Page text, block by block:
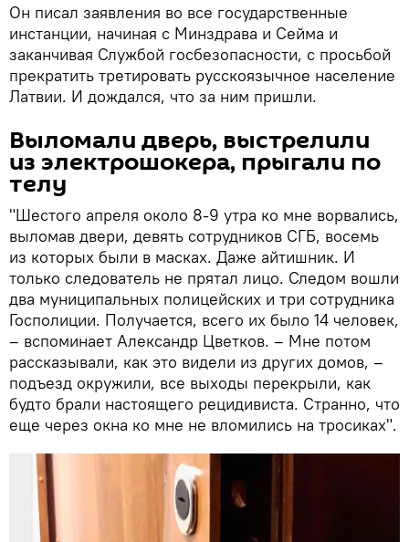
Он писал заявления во все государственные
инстанции, начиная с Минздрава и Сейма и
заканчивая Службой госбезопасности, с просьбой
прекратить третировать русскоязычное население
Латвии. И дождался, что за ним пришли.
Выломали дверь, выстрелили
из электрошокера, прыгали по
телу
"Шестого апреля около 8-9 утра ко мне ворвались,
выломав двери, девять сотрудников СГБ, восемь
из которых были в масках. Даже айтишник. И
только следователь не прятал лицо. Следом вошли
два муниципальных полицейских и три сотрудника
Госполиции. Получается, всего их было 14 человек,
– вспоминает Александр Цветков. – Мне потом
рассказывали, как это видели из других домов, –
подъезд окружили, все выходы перекрыли, как
будто брали настоящего рецидивиста. Странно, что
еще через окна ко мне не вломились на тросиках".